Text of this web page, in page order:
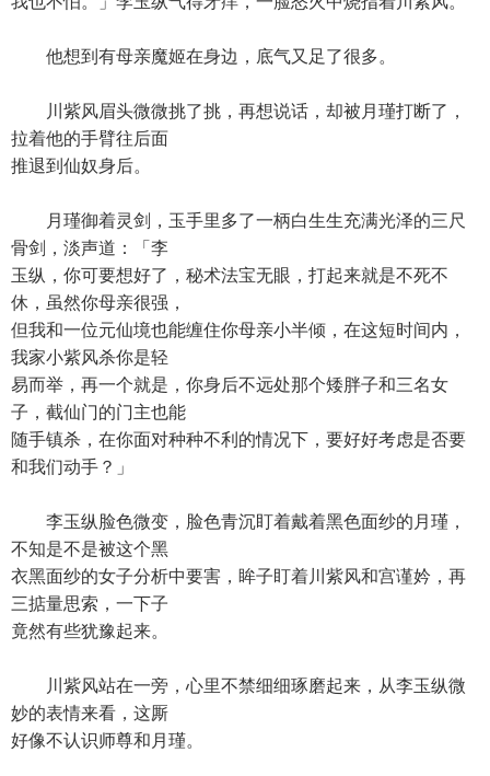
他想到有母亲魔姬在身边，底气又足了很多。
川紫风眉头微微挑了挑，再想说话，却被月瑾打断了，
拉着他的手臂往后面
推退到仙奴身后。
月瑾御着灵剑，玉手里多了一柄白生生充满光泽的三尺
骨剑，淡声道：「李
玉纵，你可要想好了，秘术法宝无眼，打起来就是不死不
休，虽然你母亲很强，
但我和一位元仙境也能缠住你母亲小半倾，在这短时间内，
我家小紫风杀你是轻
易而举，再一个就是，你身后不远处那个矮胖子和三名女
子，截仙门的门主也能
随手镇杀，在你面对种种不利的情况下，要好好考虑是否要
和我们动手？」
李玉纵脸色微变，脸色青沉盯着戴着黑色面纱的月瑾，
不知是不是被这个黑
衣黑面纱的女子分析中要害，眸子盯着川紫风和宫谨妗，再
三掂量思索，一下子
竟然有些犹豫起来。
川紫风站在一旁，心里不禁细细琢磨起来，从李玉纵微
妙的表情来看，这厮
好像不认识师尊和月瑾。